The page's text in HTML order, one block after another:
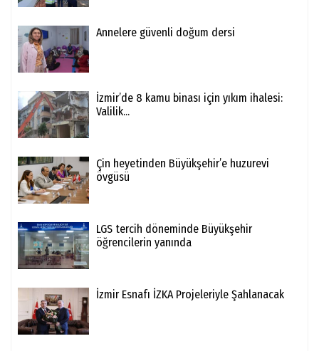
Annelere güvenli doğum dersi
İzmir’de 8 kamu binası için yıkım ihalesi:
Valilik...
Çin heyetinden Büyükşehir’e huzurevi
övgüsü
LGS tercih döneminde Büyükşehir
öğrencilerin yanında
İzmir Esnafı İZKA Projeleriyle Şahlanacak